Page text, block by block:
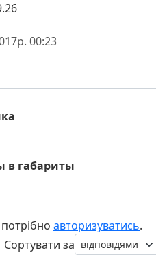
00:23
в габариты
авторизуватись.
Сортувати за